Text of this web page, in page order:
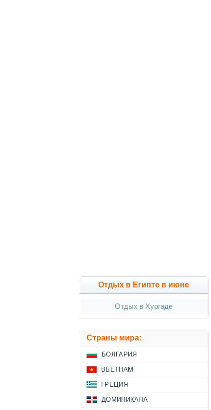
Отдых в Египте в июне
Отдых в Хургаде
Страны мира:
БОЛГАРИЯ
ВЬЕТНАМ
ГРЕЦИЯ
ДОМИНИКАНА